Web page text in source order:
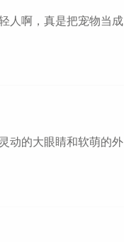
人啊，真是把宠物当成
动的大眼睛和软萌的外